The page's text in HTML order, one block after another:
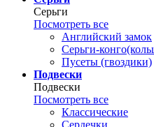
Серьги
Посмотреть все
Английский замок
Серьги-
Пусеты (гвоздики)
Подвески
Подвески
Посмотреть все
Классические
Сердечки